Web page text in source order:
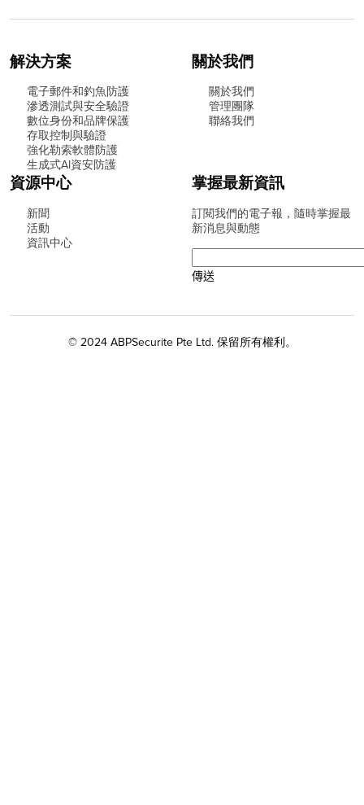
解決方案
電子郵件和釣魚防護
滲透測試與安全驗證
數位身份和品牌保護
存取控制與驗證
強化勒索軟體防護
生成式AI資安防護
關於我們
關於我們
管理團隊
聯絡我們
資源中心
新聞
活動
資訊中心
掌握最新資訊
訂閱我們的電子報，隨時掌握最
新消息與動態
© 2024 ABPSecurite Pte Ltd. 保留所有權利。